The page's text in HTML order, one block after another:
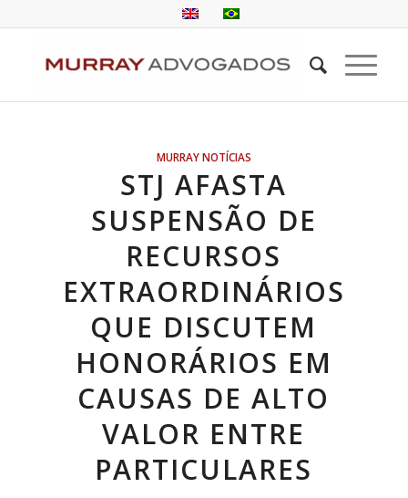
MURRAY NOTÍCIAS
STJ AFASTA
SUSPENSÃO DE
RECURSOS
EXTRAORDINÁRIOS
QUE DISCUTEM
HONORÁRIOS EM
CAUSAS DE ALTO
VALOR ENTRE
PARTICULARES